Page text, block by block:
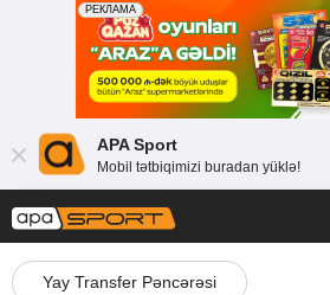
APA Sport
Mobil tətbiqimizi buradan yüklə!
Yay Transfer Pəncərəsi